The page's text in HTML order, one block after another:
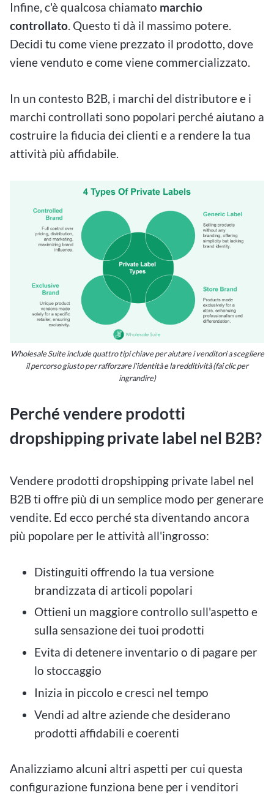
Infine, c'è qualcosa chiamato marchio
controllato. Questo ti dà il massimo potere.
Decidi tu come viene prezzato il prodotto, dove
viene venduto e come viene commercializzato.
In un contesto B2B, i marchi del distributore e i
marchi controllati sono popolari perché aiutano a
costruire la fiducia dei clienti e a rendere la tua
attività più affidabile.
Wholesale Suite include quattro tipi chiave per aiutare i venditori a scegliere
il percorso giusto per rafforzare l'identità e la redditività (fai clic per
ingrandire)
Perché vendere prodotti
dropshipping private label nel B2B?
Vendere prodotti dropshipping private label nel
B2B ti offre più di un semplice modo per generare
vendite. Ed ecco perché sta diventando ancora
più popolare per le attività all'ingrosso:
Distinguiti offrendo la tua versione
brandizzata di articoli popolari
Ottieni un maggiore controllo sull'aspetto e
sulla sensazione dei tuoi prodotti
Evita di detenere inventario o di pagare per
lo stoccaggio
Inizia in piccolo e cresci nel tempo
Vendi ad altre aziende che desiderano
prodotti affidabili e coerenti
Analizziamo alcuni altri aspetti per cui questa
configurazione funziona bene per i venditori